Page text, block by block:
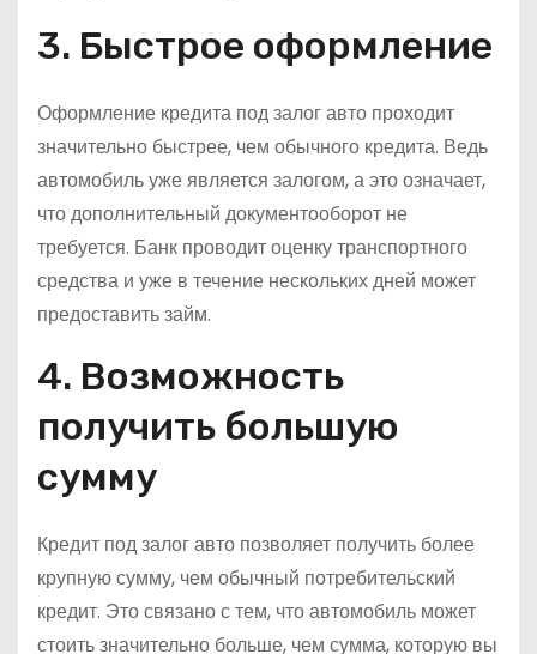
3. Быстрое оформление
Оформление кредита под залог авто проходит
значительно быстрее, чем обычного кредита. Ведь
автомобиль уже является залогом, а это означает,
что дополнительный документооборот не
требуется. Банк проводит оценку транспортного
средства и уже в течение нескольких дней может
предоставить займ.
4. Возможность
получить большую
сумму
Кредит под залог авто позволяет получить более
крупную сумму, чем обычный потребительский
кредит. Это связано с тем, что автомобиль может
стоить значительно больше, чем сумма, которую вы